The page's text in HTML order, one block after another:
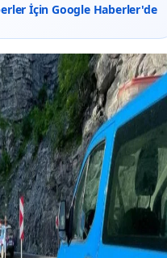
İçin Google Haberler'de